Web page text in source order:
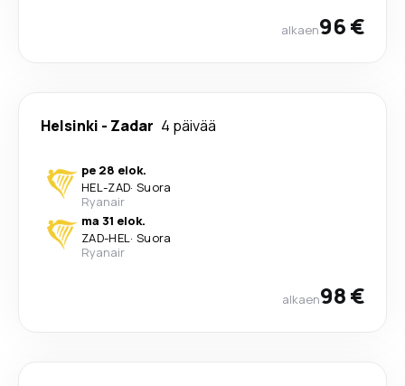
alkaen96 €
Helsinki - Zadar 4 päivää
pe 28 elok.
HEL-ZAD· Suora
Ryanair
ma 31 elok.
ZAD-HEL· Suora
Ryanair
alkaen98 €